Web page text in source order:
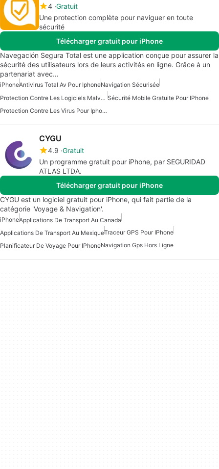
4 Gratuit
Une protection complète pour naviguer en toute
sécurité
Télécharger gratuit pour iPhone
Navegación Segura Total est une application conçue pour assurer la
sécurité des utilisateurs lors de leurs activités en ligne. Grâce à un
partenariat avec…
iPhoneAntivirus Total Av Pour IphoneNavigation Sécurisée
Protection Contre Les Logiciels Malveillants Pour IPhone Sécurité Mobile Gratuite Pour IPhone
Protection Contre Les Virus Pour Iphone
CYGU
4.9 Gratuit
Un programme gratuit pour iPhone, par SEGURIDAD
ATLAS LTDA.
Télécharger gratuit pour iPhone
CYGU est un logiciel gratuit pour iPhone, qui fait partie de la
catégorie 'Voyage & Navigation'.
iPhoneApplications De Transport Au Canada
Applications De Transport Au MexiqueTraceur GPS Pour IPhone
Planificateur De Voyage Pour IPhoneNavigation Gps Hors Ligne